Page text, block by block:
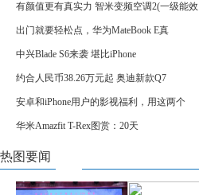
有颜值更有真实力 智米变频空调2(一级能效
出门就要轻松点，华为MateBook E真
中兴Blade S6来袭 堪比iPhone
约合人民币38.26万元起 奥迪新款Q7
安卓和iPhone用户的影视福利，用这两个
华米Amazfit T-Rex图赏：20天
热图要闻